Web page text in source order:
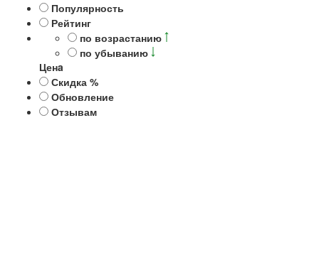
Популярность
Рейтинг
по возрастанию
по убыванию
Ценa
Скидка %
Обновление
Отзывам